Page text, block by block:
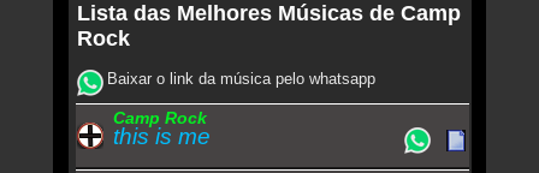
Lista das Melhores Músicas de Camp
Rock
Baixar o link da música pelo whatsapp
Camp Rock
this is me